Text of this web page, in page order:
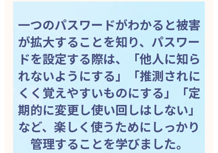
一つのパスワードがわかると被害
が拡大することを知り、パスワー
ドを設定する際は、「他人に知ら
れないようにする」「推測されに
くく覚えやすいものにする」「定
期的に変更し使い回しはしない」
など、楽しく使うためにしっかり
管理することを学びました。